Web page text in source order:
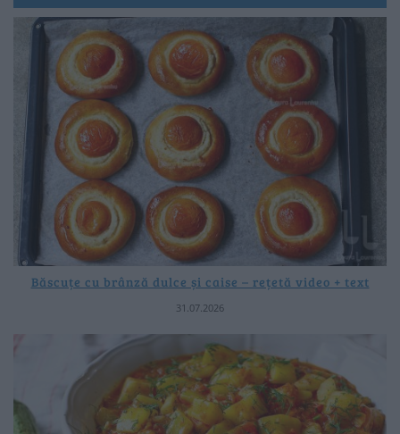
Băscuțe cu brânză dulce și caise – rețetă video + text
31.07.2026